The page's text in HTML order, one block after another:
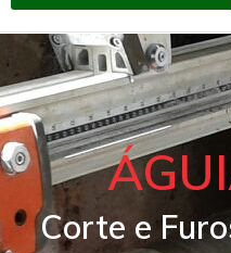
Corte e